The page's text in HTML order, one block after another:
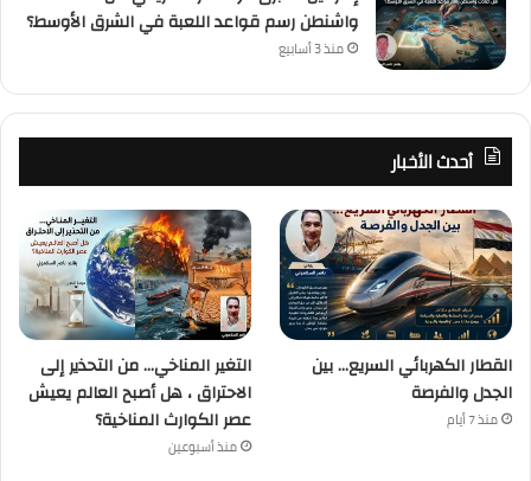
واشنطن رسم قواعد اللعبة في الشرق الأوسط؟
منذ 3 أسابيع
أحدث الأخبار
القطار الكهربائي السريع… بين
الجدل والفرصة
منذ 7 أيام
التغير المناخي… من التحذير إلى
الاحتراق ، هل أصبح العالم يعيش
عصر الكوارث المناخية؟
منذ أسبوعين